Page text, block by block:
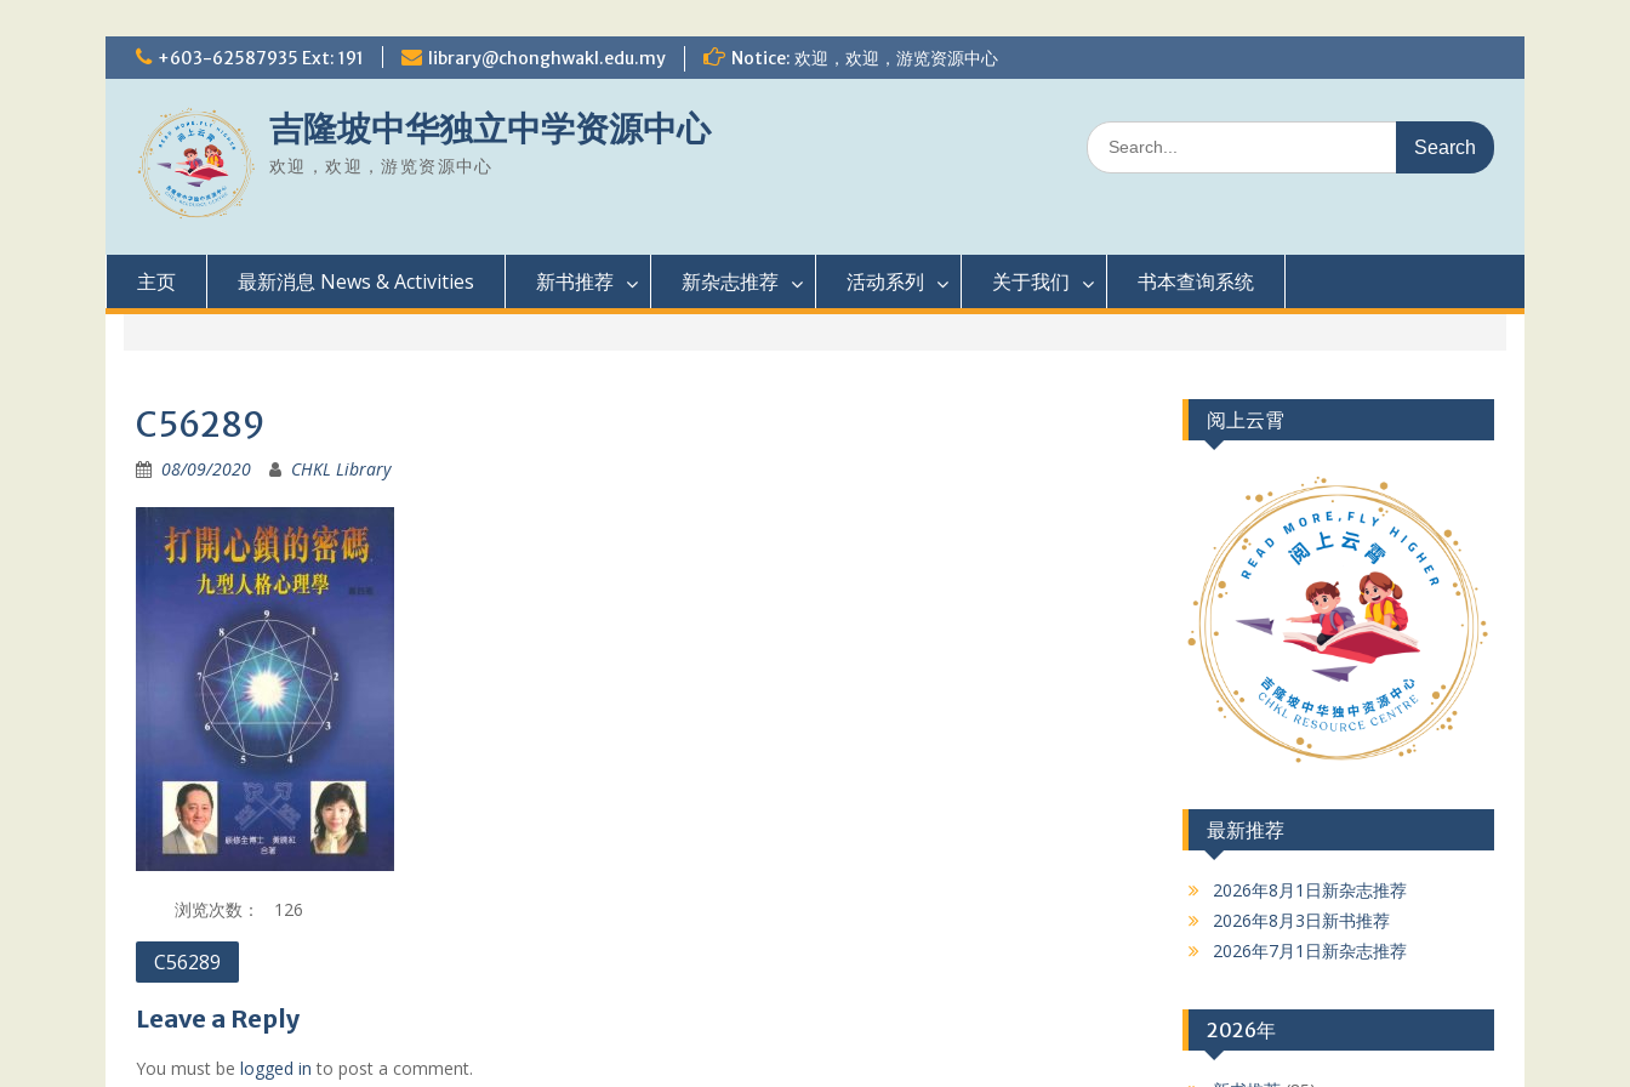
Skip
to
+603-62587935 Ext: 191 library@chonghwakl.edu.my Notice: 欢迎，欢迎，游览资源中心
吉隆坡中华独立中学资源中心
欢迎，欢迎，游览资源中心
Search
for:
主页 最新消息 News & Activities 新书推荐 新杂志推荐 活动系列 关于我们 书本查询系统
C56289
08/09/2020 CHKL Library
浏览次数： 126
Post
C56289
Leave a Reply
You must be logged in to post a comment.
阅上云霄
最新推荐
2026年8月1日新杂志推荐
2026年8月3日新书推荐
2026年7月1日新杂志推荐
2026年